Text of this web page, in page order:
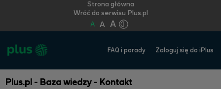
Strona główna
Wróć do serwisu Plus.pl
A A A
FAQ i porady Zaloguj się do iPlus
Plus.pl - Baza wiedzy - Kontakt